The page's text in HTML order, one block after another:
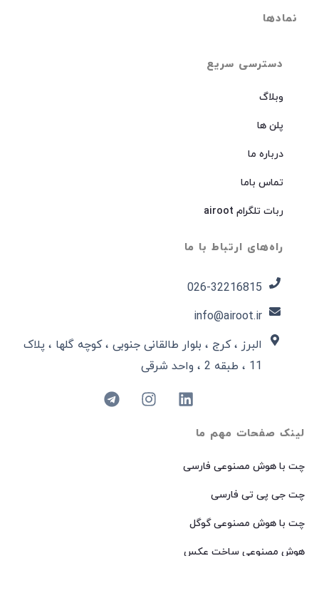
لینک صفحات مهم ما
چت با هوش مصنوعی فارسی
چت جی پی تی فارسی
چت با هوش مصنوعی گوگل
هوش مصنوعی ساخت عکس
دسترسی سریع
وبلاگ
پلن ها
درباره ما
تماس باما
ربات تلگرام airoot
راه‌های ارتباط با ما
026-32216815​
info@airoot.ir
البرز ، کرج ، بلوار طالقانی جنوبی ، کوچه گلها ، پلاک
11 ، طبقه 2 ، واحد شرقی
نمادها